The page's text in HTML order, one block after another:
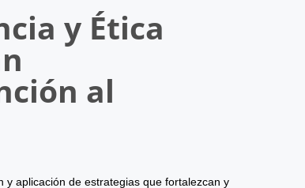
y Ética
al
y aplicación de estrategias que fortalezcan y